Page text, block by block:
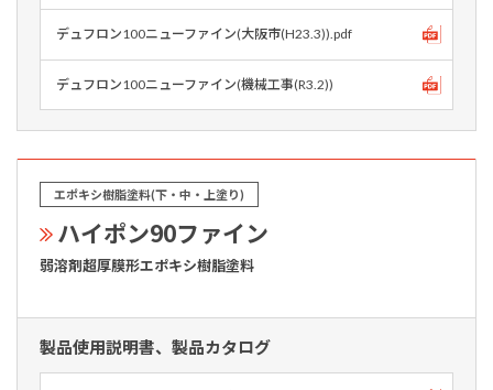
デュフロン100ニューファイン(大阪市(H23.3)).pdf
デュフロン100ニューファイン(機械工事(R3.2))
エポキシ樹脂塗料(下・中・上塗り)
ハイポン90ファイン
弱溶剤超厚膜形エポキシ樹脂塗料
製品使用説明書、製品カタログ